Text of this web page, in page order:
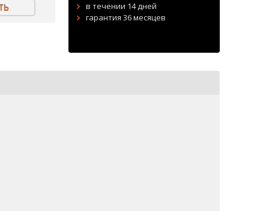
в течении 14 дней
гарантия 36 месяцев